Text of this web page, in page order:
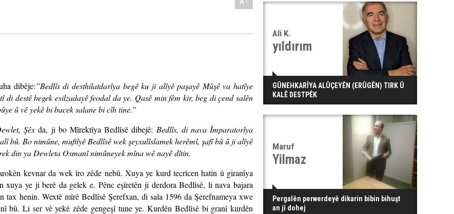
dibêje:”Bedlîs di desthilatdarîya begê ku ji alîyê paşayê Mûşê va hatîye
destê begek esilzadayê feodal da ye. Qasê min fêm kir, beg di çend salên
û vê yekê bi bacek salane bi cîh tine.”
Şêx da, ji bo Mîrektîya Bedlîsê dibejê: Bedlîs, di nava Împaratorîya
bû. Bo nimûne, muftîyê Bedlîsê wek şeyxulîslamek herêmî, şafî bû û ji alîyê
din ya Dewleta Osmanî nimûneyek mîna wê nayê dîtin.
kevnar da wek îro zêde nebû. Xuya ye kurd tecrîcen hatin û giranîya
ye ji berê da gelek e. Pênc eşîretên ji derdora Bedlîsê, li nava bajara
henin. Wextê mîrê Bedlîsê Şerefxan, di sala 1596 da Şerefnameya xwe
bû. Li ser vê yekê zêde gengeşî tune ye. Kurdên Bedlîsê bi granî kurdên
Ali K.
yıldırım
GÛNEHKARÎYA ALÛÇEYÊN (ERÛGÊN) TIRK Û
KALÊ DESTPÊK
Maruf
Yilmaz
Pergalên perwerdeyê dikarin bibin bihuşt
an jî dohej